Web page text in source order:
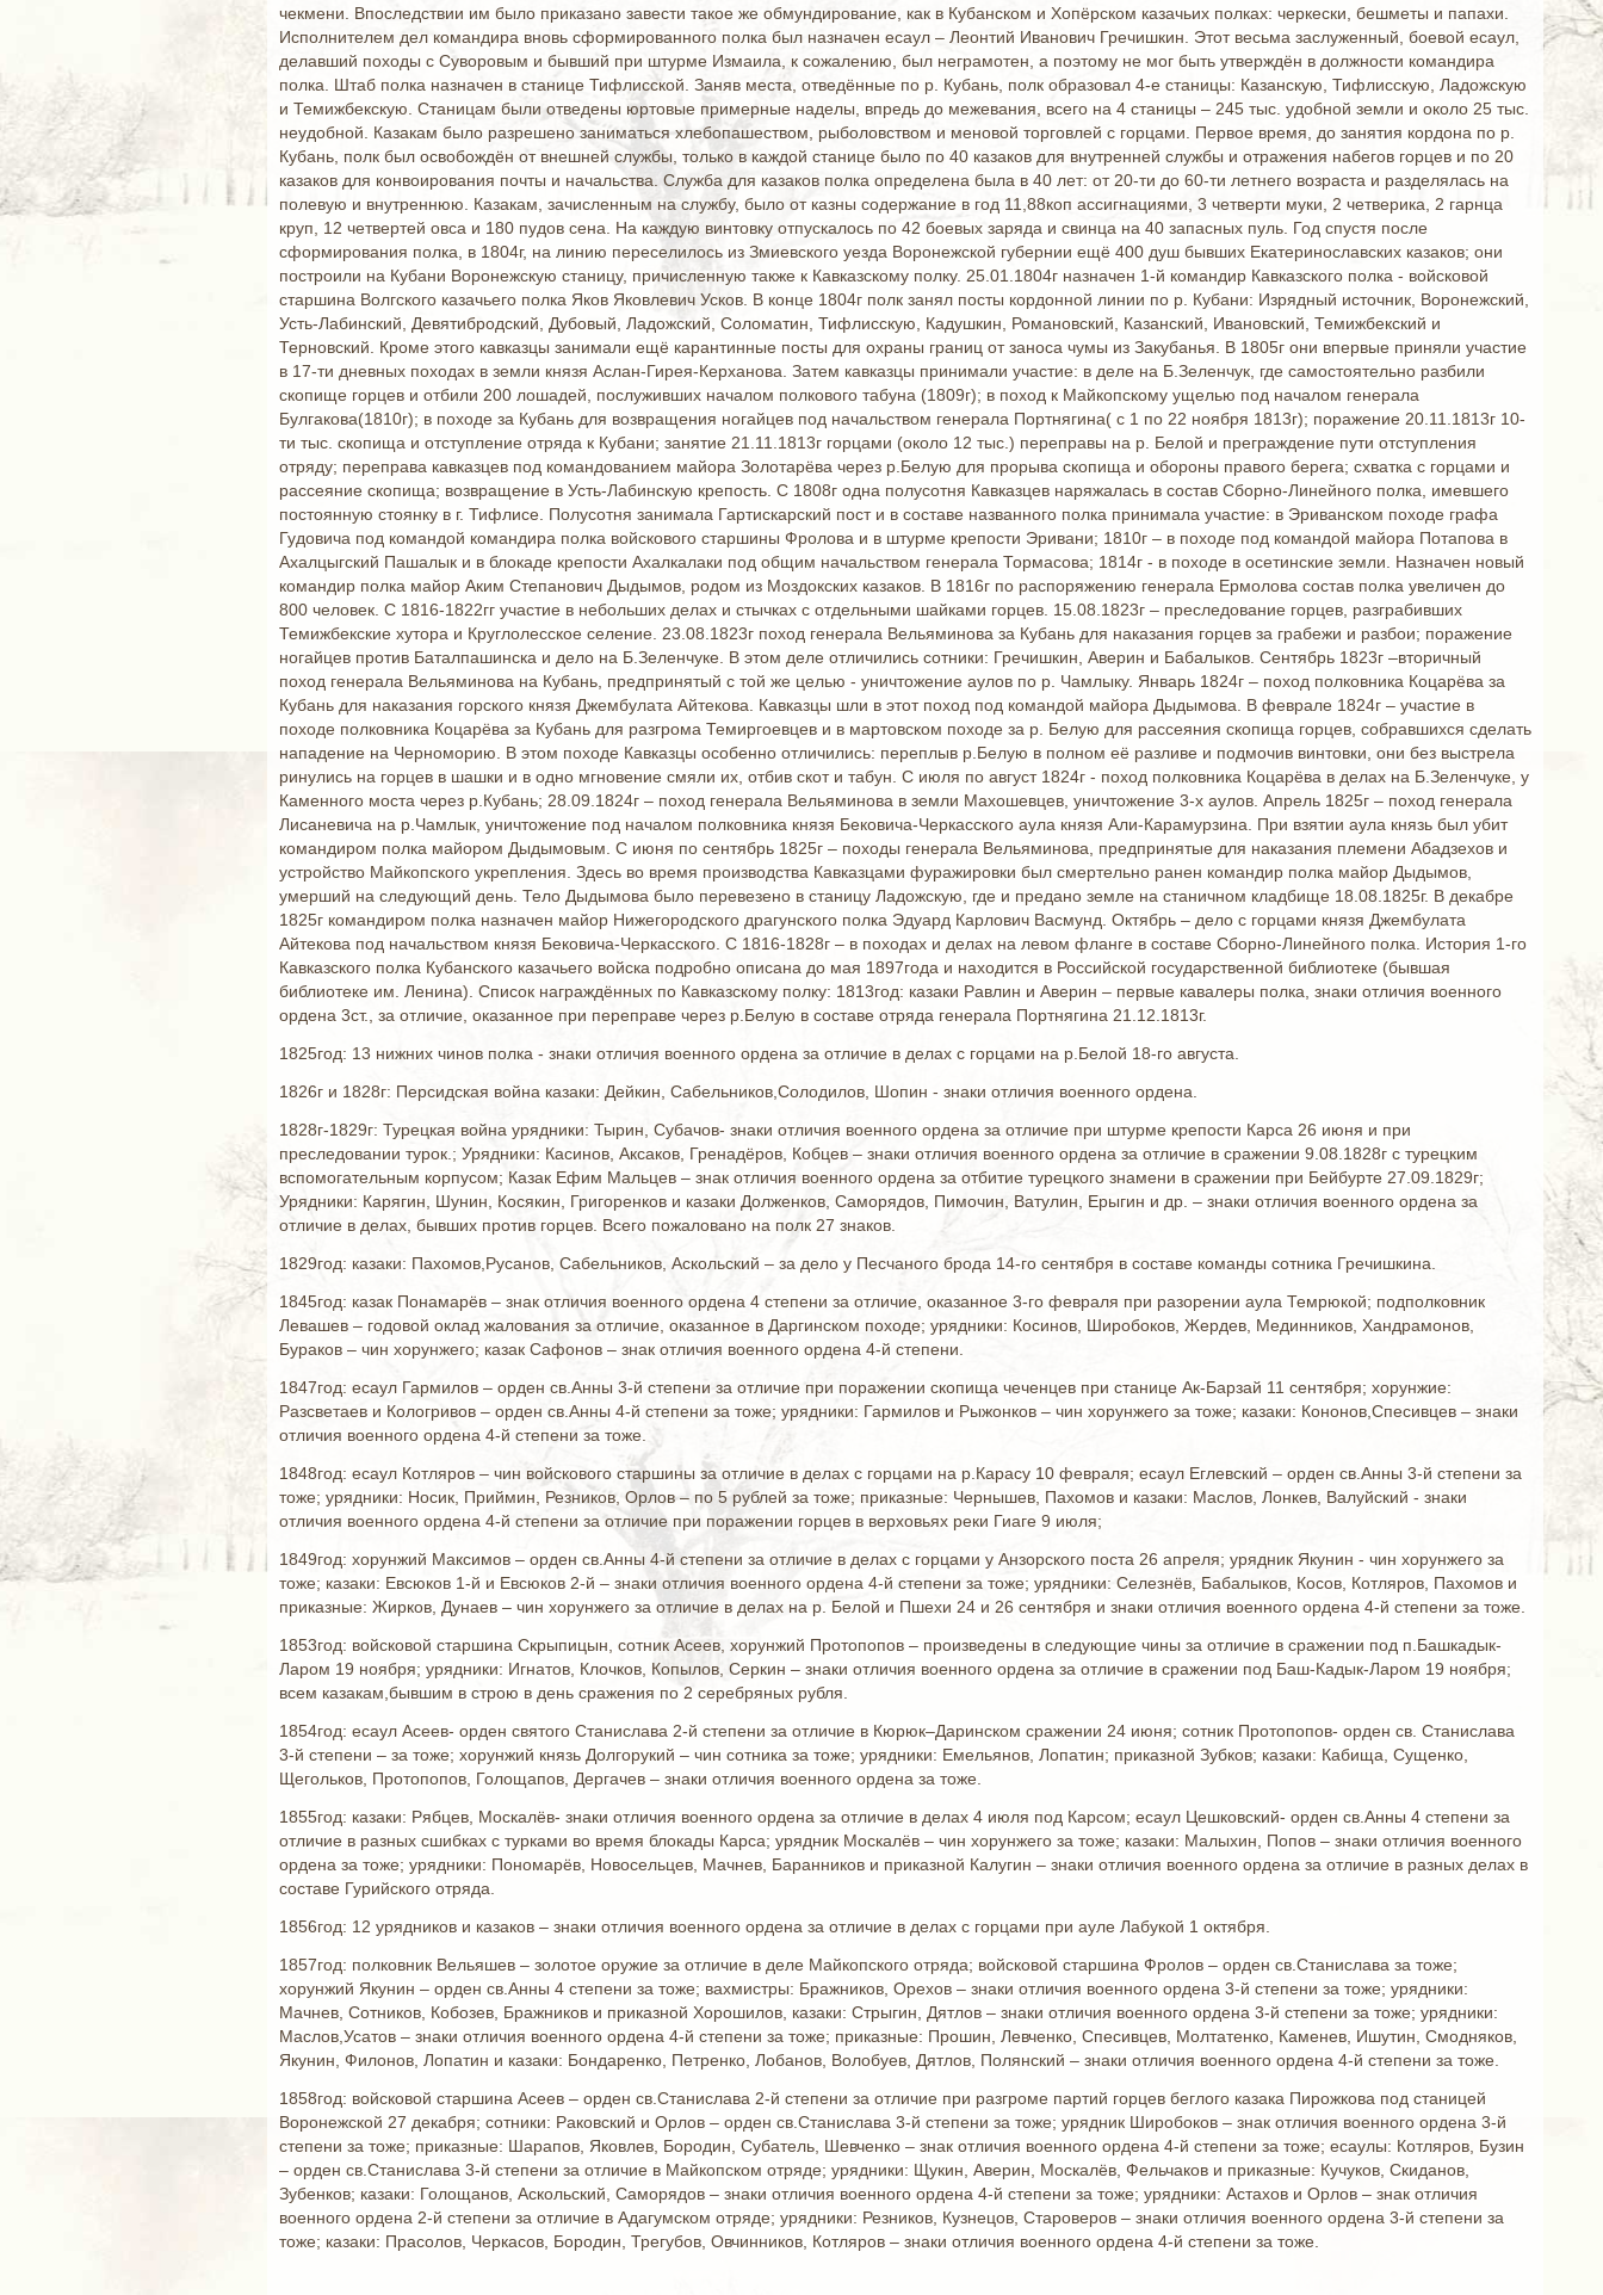
чекмени. Впоследствии им было приказано завести такое же обмундирование, как в Кубанском и Хопёрском казачьих полках: черкески, бешметы и папахи.
Исполнителем дел командира вновь сформированного полка был назначен есаул – Леонтий Иванович Гречишкин. Этот весьма заслуженный, боевой есаул,
делавший походы с Суворовым и бывший при штурме Измаила, к сожалению, был неграмотен, а поэтому не мог быть утверждён в должности командира
полка. Штаб полка назначен в станице Тифлисской. Заняв места, отведённые по р. Кубань, полк образовал 4-е станицы: Казанскую, Тифлисскую, Ладожскую
и Темижбекскую. Станицам были отведены юртовые примерные наделы, впредь до межевания, всего на 4 станицы – 245 тыс. удобной земли и около 25 тыс.
неудобной. Казакам было разрешено заниматься хлебопашеством, рыболовством и меновой торговлей с горцами. Первое время, до занятия кордона по р.
Кубань, полк был освобождён от внешней службы, только в каждой станице было по 40 казаков для внутренней службы и отражения набегов горцев и по 20
казаков для конвоирования почты и начальства. Служба для казаков полка определена была в 40 лет: от 20-ти до 60-ти летнего возраста и разделялась на
полевую и внутреннюю. Казакам, зачисленным на службу, было от казны содержание в год 11,88коп ассигнациями, 3 четверти муки, 2 четверика, 2 гарнца
круп, 12 четвертей овса и 180 пудов сена. На каждую винтовку отпускалось по 42 боевых заряда и свинца на 40 запасных пуль. Год спустя после
сформирования полка, в 1804г, на линию переселилось из Змиевского уезда Воронежской губернии ещё 400 душ бывших Екатеринославских казаков; они
построили на Кубани Воронежскую станицу, причисленную также к Кавказскому полку. 25.01.1804г назначен 1-й командир Кавказского полка - войсковой
старшина Волгского казачьего полка Яков Яковлевич Усков. В конце 1804г полк занял посты кордонной линии по р. Кубани: Изрядный источник, Воронежский,
Усть-Лабинский, Девятибродский, Дубовый, Ладожский, Соломатин, Тифлисскую, Кадушкин, Романовский, Казанский, Ивановский, Темижбекский и
Терновский. Кроме этого кавказцы занимали ещё карантинные посты для охраны границ от заноса чумы из Закубанья. В 1805г они впервые приняли участие
в 17-ти дневных походах в земли князя Аслан-Гирея-Керханова. Затем кавказцы принимали участие: в деле на Б.Зеленчук, где самостоятельно разбили
скопище горцев и отбили 200 лошадей, послуживших началом полкового табуна (1809г); в поход к Майкопскому ущелью под началом генерала
Булгакова(1810г); в походе за Кубань для возвращения ногайцев под начальством генерала Портнягина( с 1 по 22 ноября 1813г); поражение 20.11.1813г 10-
ти тыс. скопища и отступление отряда к Кубани; занятие 21.11.1813г горцами (около 12 тыс.) переправы на р. Белой и преграждение пути отступления
отряду; переправа кавказцев под командованием майора Золотарёва через р.Белую для прорыва скопища и обороны правого берега; схватка с горцами и
рассеяние скопища; возвращение в Усть-Лабинскую крепость. С 1808г одна полусотня Кавказцев наряжалась в состав Сборно-Линейного полка, имевшего
постоянную стоянку в г. Тифлисе. Полусотня занимала Гартискарский пост и в составе названного полка принимала участие: в Эриванском походе графа
Гудовича под командой командира полка войскового старшины Фролова и в штурме крепости Эривани; 1810г – в походе под командой майора Потапова в
Ахалцыгский Пашалык и в блокаде крепости Ахалкалаки под общим начальством генерала Тормасова; 1814г - в походе в осетинские земли. Назначен новый
командир полка майор Аким Степанович Дыдымов, родом из Моздокских казаков. В 1816г по распоряжению генерала Ермолова состав полка увеличен до
800 человек. С 1816-1822гг участие в небольших делах и стычках с отдельными шайками горцев. 15.08.1823г – преследование горцев, разграбивших
Темижбекские хутора и Круглолесское селение. 23.08.1823г поход генерала Вельяминова за Кубань для наказания горцев за грабежи и разбои; поражение
ногайцев против Баталпашинска и дело на Б.Зеленчуке. В этом деле отличились сотники: Гречишкин, Аверин и Бабалыков. Сентябрь 1823г –вторичный
поход генерала Вельяминова на Кубань, предпринятый с той же целью - уничтожение аулов по р. Чамлыку. Январь 1824г – поход полковника Коцарёва за
Кубань для наказания горского князя Джембулата Айтекова. Кавказцы шли в этот поход под командой майора Дыдымова. В феврале 1824г – участие в
походе полковника Коцарёва за Кубань для разгрома Темиргоевцев и в мартовском походе за р. Белую для рассеяния скопища горцев, собравшихся сделать
нападение на Черноморию. В этом походе Кавказцы особенно отличились: переплыв р.Белую в полном её разливе и подмочив винтовки, они без выстрела
ринулись на горцев в шашки и в одно мгновение смяли их, отбив скот и табун. С июля по август 1824г - поход полковника Коцарёва в делах на Б.Зеленчуке, у
Каменного моста через р.Кубань; 28.09.1824г – поход генерала Вельяминова в земли Махошевцев, уничтожение 3-х аулов. Апрель 1825г – поход генерала
Лисаневича на р.Чамлык, уничтожение под началом полковника князя Бековича-Черкасского аула князя Али-Карамурзина. При взятии аула князь был убит
командиром полка майором Дыдымовым. С июня по сентябрь 1825г – походы генерала Вельяминова, предпринятые для наказания племени Абадзехов и
устройство Майкопского укрепления. Здесь во время производства Кавказцами фуражировки был смертельно ранен командир полка майор Дыдымов,
умерший на следующий день. Тело Дыдымова было перевезено в станицу Ладожскую, где и предано земле на станичном кладбище 18.08.1825г. В декабре
1825г командиром полка назначен майор Нижегородского драгунского полка Эдуард Карлович Васмунд. Октябрь – дело с горцами князя Джембулата
Айтекова под начальством князя Бековича-Черкасского. С 1816-1828г – в походах и делах на левом фланге в составе Сборно-Линейного полка. История 1-го
Кавказского полка Кубанского казачьего войска подробно описана до мая 1897года и находится в Российской государственной библиотеке (бывшая
библиотеке им. Ленина). Список награждённых по Кавказскому полку: 1813год: казаки Равлин и Аверин – первые кавалеры полка, знаки отличия военного
ордена 3ст., за отличие, оказанное при переправе через р.Белую в составе отряда генерала Портнягина 21.12.1813г.
1825год: 13 нижних чинов полка - знаки отличия военного ордена за отличие в делах с горцами на р.Белой 18-го августа.
1826г и 1828г: Персидская война казаки: Дейкин, Сабельников,Солодилов, Шопин - знаки отличия военного ордена.
1828г-1829г: Турецкая война урядники: Тырин, Субачов- знаки отличия военного ордена за отличие при штурме крепости Карса 26 июня и при
преследовании турок.; Урядники: Касинов, Аксаков, Гренадёров, Кобцев – знаки отличия военного ордена за отличие в сражении 9.08.1828г с турецким
вспомогательным корпусом; Казак Ефим Мальцев – знак отличия военного ордена за отбитие турецкого знамени в сражении при Бейбурте 27.09.1829г;
Урядники: Карягин, Шунин, Косякин, Григоренков и казаки Долженков, Саморядов, Пимочин, Ватулин, Ерыгин и др. – знаки отличия военного ордена за
отличие в делах, бывших против горцев. Всего пожаловано на полк 27 знаков.
1829год: казаки: Пахомов,Русанов, Сабельников, Аскольский – за дело у Песчаного брода 14-го сентября в составе команды сотника Гречишкина.
1845год: казак Понамарёв – знак отличия военного ордена 4 степени за отличие, оказанное 3-го февраля при разорении аула Темрюкой; подполковник
Левашев – годовой оклад жалования за отличие, оказанное в Даргинском походе; урядники: Косинов, Широбоков, Жердев, Мединников, Хандрамонов,
Бураков – чин хорунжего; казак Сафонов – знак отличия военного ордена 4-й степени.
1847год: есаул Гармилов – орден св.Анны 3-й степени за отличие при поражении скопища чеченцев при станице Ак-Барзай 11 сентября; хорунжие:
Разсветаев и Кологривов – орден св.Анны 4-й степени за тоже; урядники: Гармилов и Рыжонков – чин хорунжего за тоже; казаки: Кононов,Спесивцев – знаки
отличия военного ордена 4-й степени за тоже.
1848год: есаул Котляров – чин войскового старшины за отличие в делах с горцами на р.Карасу 10 февраля; есаул Еглевский – орден св.Анны 3-й степени за
тоже; урядники: Носик, Приймин, Резников, Орлов – по 5 рублей за тоже; приказные: Чернышев, Пахомов и казаки: Маслов, Лонкев, Валуйский - знаки
отличия военного ордена 4-й степени за отличие при поражении горцев в верховьях реки Гиаге 9 июля;
1849год: хорунжий Максимов – орден св.Анны 4-й степени за отличие в делах с горцами у Анзорского поста 26 апреля; урядник Якунин - чин хорунжего за
тоже; казаки: Евсюков 1-й и Евсюков 2-й – знаки отличия военного ордена 4-й степени за тоже; урядники: Селезнёв, Бабалыков, Косов, Котляров, Пахомов и
приказные: Жирков, Дунаев – чин хорунжего за отличие в делах на р. Белой и Пшехи 24 и 26 сентября и знаки отличия военного ордена 4-й степени за тоже.
1853год: войсковой старшина Скрыпицын, сотник Асеев, хорунжий Протопопов – произведены в следующие чины за отличие в сражении под п.Башкадык-
Ларом 19 ноября; урядники: Игнатов, Клочков, Копылов, Серкин – знаки отличия военного ордена за отличие в сражении под Баш-Кадык-Ларом 19 ноября;
всем казакам,бывшим в строю в день сражения по 2 серебряных рубля.
1854год: есаул Асеев- орден святого Станислава 2-й степени за отличие в Кюрюк–Даринском сражении 24 июня; сотник Протопопов- орден св. Станислава
3-й степени – за тоже; хорунжий князь Долгорукий – чин сотника за тоже; урядники: Емельянов, Лопатин; приказной Зубков; казаки: Кабища, Сущенко,
Щегольков, Протопопов, Голощапов, Дергачев – знаки отличия военного ордена за тоже.
1855год: казаки: Рябцев, Москалёв- знаки отличия военного ордена за отличие в делах 4 июля под Карсом; есаул Цешковский- орден св.Анны 4 степени за
отличие в разных сшибках с турками во время блокады Карса; урядник Москалёв – чин хорунжего за тоже; казаки: Малыхин, Попов – знаки отличия военного
ордена за тоже; урядники: Пономарёв, Новосельцев, Мачнев, Баранников и приказной Калугин – знаки отличия военного ордена за отличие в разных делах в
составе Гурийского отряда.
1856год: 12 урядников и казаков – знаки отличия военного ордена за отличие в делах с горцами при ауле Лабукой 1 октября.
1857год: полковник Вельяшев – золотое оружие за отличие в деле Майкопского отряда; войсковой старшина Фролов – орден св.Станислава за тоже;
хорунжий Якунин – орден св.Анны 4 степени за тоже; вахмистры: Бражников, Орехов – знаки отличия военного ордена 3-й степени за тоже; урядники:
Мачнев, Сотников, Кобозев, Бражников и приказной Хорошилов, казаки: Стрыгин, Дятлов – знаки отличия военного ордена 3-й степени за тоже; урядники:
Маслов,Усатов – знаки отличия военного ордена 4-й степени за тоже; приказные: Прошин, Левченко, Спесивцев, Молтатенко, Каменев, Ишутин, Смодняков,
Якунин, Филонов, Лопатин и казаки: Бондаренко, Петренко, Лобанов, Волобуев, Дятлов, Полянский – знаки отличия военного ордена 4-й степени за тоже.
1858год: войсковой старшина Асеев – орден св.Станислава 2-й степени за отличие при разгроме партий горцев беглого казака Пирожкова под станицей
Воронежской 27 декабря; сотники: Раковский и Орлов – орден св.Станислава 3-й степени за тоже; урядник Широбоков – знак отличия военного ордена 3-й
степени за тоже; приказные: Шарапов, Яковлев, Бородин, Субатель, Шевченко – знак отличия военного ордена 4-й степени за тоже; есаулы: Котляров, Бузин
– орден св.Станислава 3-й степени за отличие в Майкопском отряде; урядники: Щукин, Аверин, Москалёв, Фельчаков и приказные: Кучуков, Скиданов,
Зубенков; казаки: Голощанов, Аскольский, Саморядов – знаки отличия военного ордена 4-й степени за тоже; урядники: Астахов и Орлов – знак отличия
военного ордена 2-й степени за отличие в Адагумском отряде; урядники: Резников, Кузнецов, Староверов – знаки отличия военного ордена 3-й степени за
тоже; казаки: Прасолов, Черкасов, Бородин, Трегубов, Овчинников, Котляров – знаки отличия военного ордена 4-й степени за тоже.